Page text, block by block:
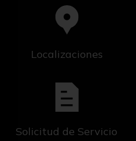
Localizaciones
Solicitud de Servicio